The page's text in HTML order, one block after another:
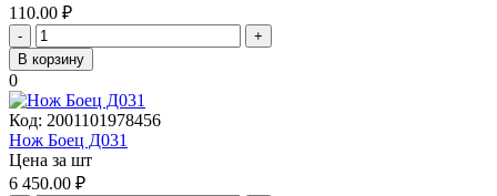
110.00 ₽
-
+
В корзину
0
Код: 2001101978456
Нож Боец Д031
Цена за шт
6 450.00 ₽